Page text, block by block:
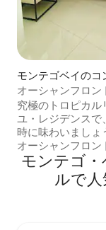
モンテゴベイのコ
アム
オーシャンフロン
アパート、プール
クルボール
究極のトロピカル
ユ・レジデンスで
時に味わいましょ
オーシャンフロン
ドミニアムには
素晴らしいバル
カの海岸線の美
モンテゴ
ルで